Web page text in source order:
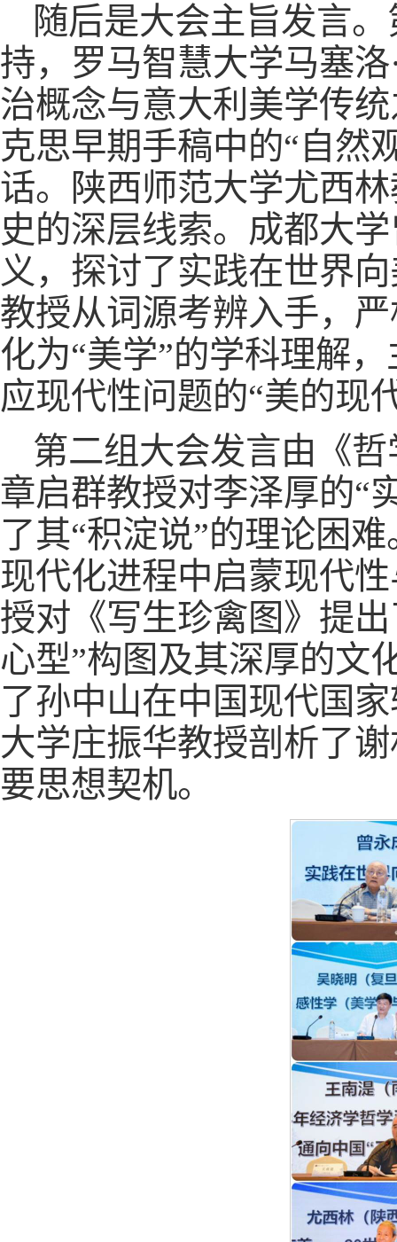
随后是大会主旨发言
持，罗马智慧大学马塞
治概念与意大利美学传
克思早期手稿中的“自然
话。陕西师范大学尤西
史的深层线索。成都大
义，探讨了实践在世界
教授从词源考辨入手，
化为“美学”的学科理解
应现代性问题的“美的现
第二组大会发言由《
章启群教授对李泽厚的“
了其“积淀说”的理论困
现代化进程中启蒙现代
授对《写生珍禽图》提
心型”构图及其深厚的文
了孙中山在中国现代国
大学庄振华教授剖析了
要思想契机。